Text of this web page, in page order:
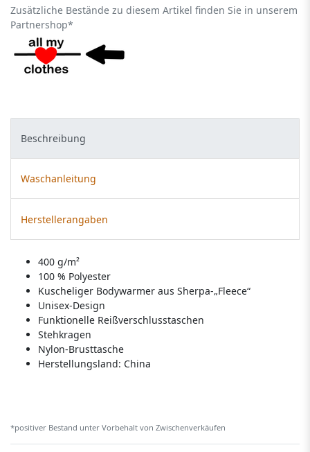
Zusätzliche Bestände zu diesem Artikel finden Sie in unserem
Partnershop*
Beschreibung
Waschanleitung
Herstellerangaben
400 g/m²
100 % Polyester
Kuscheliger Bodywarmer aus Sherpa-„Fleece“
Unisex-Design
Funktionelle Reißverschlusstaschen
Stehkragen
Nylon-Brusttasche
Herstellungsland: China
*positiver Bestand unter Vorbehalt von Zwischenverkäufen